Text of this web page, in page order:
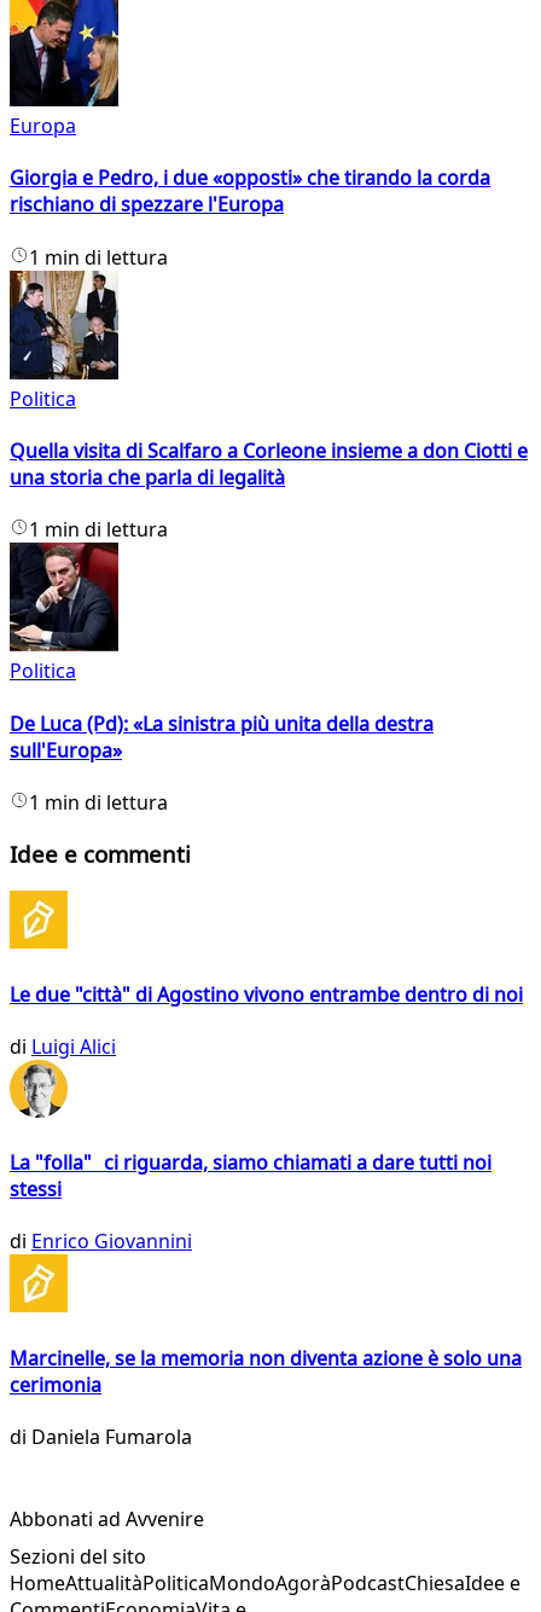
Europa
Giorgia e Pedro, i due «opposti» che tirando la corda
rischiano di spezzare l'Europa
1 min di lettura
Politica
Quella visita di Scalfaro a Corleone insieme a don Ciotti e
una storia che parla di legalità
1 min di lettura
Politica
De Luca (Pd): «La sinistra più unita della destra
sull'Europa»
1 min di lettura
Idee e commenti
Le due "città" di Agostino vivono entrambe dentro di noi
di Luigi Alici
La "folla" ci riguarda, siamo chiamati a dare tutti noi
stessi
di Enrico Giovannini
Marcinelle, se la memoria non diventa azione è solo una
cerimonia
di Daniela Fumarola
Abbonati ad Avvenire
Sezioni del sito
HomeAttualitàPoliticaMondoAgoràPodcastChiesaIdee e